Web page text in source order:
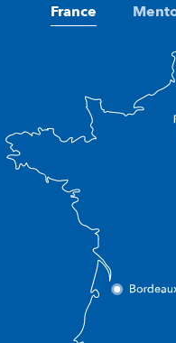
France